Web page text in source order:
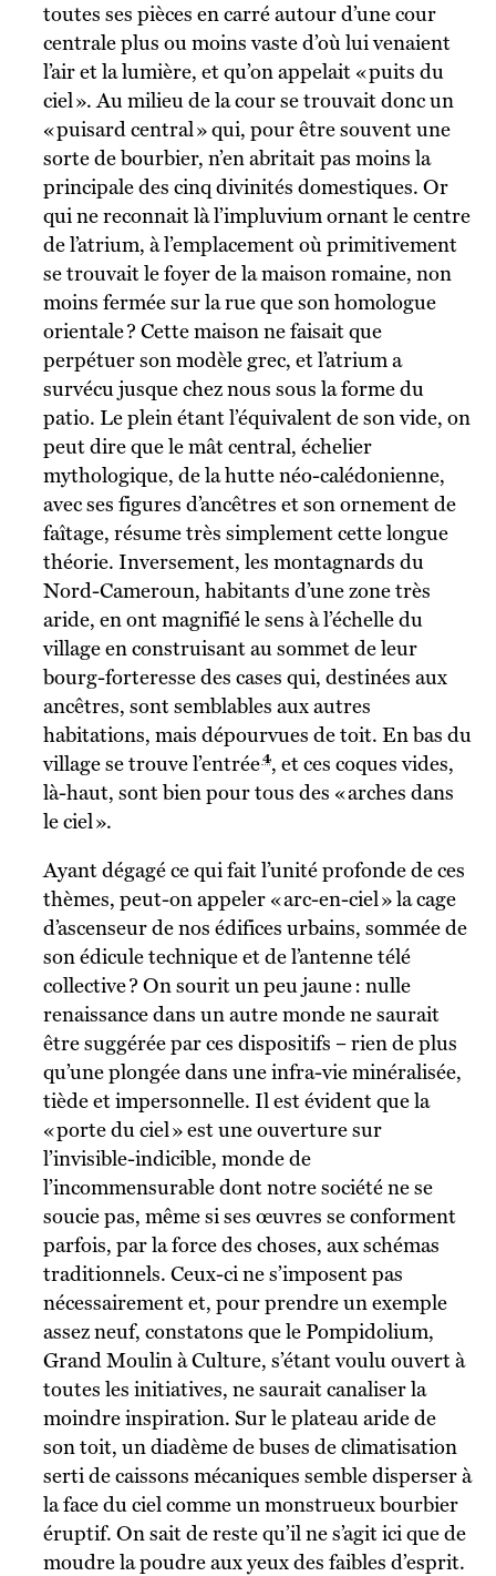
toutes ses pièces en carré autour d’une cour
centrale plus ou moins vaste d’où lui venaient
l’air et la lumière, et qu’on appelait « puits du
ciel ». Au milieu de la cour se trouvait donc un
« puisard central » qui, pour être souvent une
sorte de bourbier, n’en abritait pas moins la
principale des cinq divinités domestiques. Or
qui ne reconnait là l’impluvium ornant le centre
de l’atrium, à l’emplacement où primitivement
se trouvait le foyer de la maison romaine, non
moins fermée sur la rue que son homologue
orientale ? Cette maison ne faisait que
perpétuer son modèle grec, et l’atrium a
survécu jusque chez nous sous la forme du
patio. Le plein étant l’équivalent de son vide, on
peut dire que le mât central, échelier
mythologique, de la hutte néo-calédonienne,
avec ses figures d’ancêtres et son ornement de
faîtage, résume très simplement cette longue
théorie. Inversement, les montagnards du
Nord-Cameroun, habitants d’une zone très
aride, en ont magnifié le sens à l’échelle du
village en construisant au sommet de leur
bourg-forteresse des cases qui, des­tinées aux
ancêtres, sont semblables aux autres
habitations, mais dépourvues de toit. En bas du
village se trouve l’entrée4, et ces coques vides,
là-haut, sont bien pour tous des « arches dans
le ciel ».
Ayant dégagé ce qui fait l’unité profonde de ces
thèmes, peut-on appeler « arc-en-­ciel » la cage
d’ascenseur de nos édifices urbains, sommée de
son édicule technique et de l’antenne télé
collective ? On sourit un peu jaune : nulle
renaissance dans un autre monde ne saurait
être suggérée par ces dispositifs – rien de plus
qu’une plongée dans une infra-vie minéralisée,
tiède et impersonnelle. Il est évident que la
« porte du ciel » est une ouverture sur
l’invisible-indicible, monde de
l’incommensurable dont notre société ne se
soucie pas, même si ses œuvres se conforment
parfois, par la force des choses, aux schémas
traditionnels. Ceux-ci ne s’imposent pas
nécessairement et, pour prendre un exemple
assez neuf, constatons que le Pompidolium,
Grand Moulin à Culture, s’étant voulu ouvert à
toutes les initiatives, ne saurait canaliser la
moindre inspiration. Sur le plateau aride de
son toit, un diadème de buses de climatisation
serti de caissons mécaniques semble disperser à
la face du ciel comme un monstrueux bourbier
éruptif. On sait de reste qu’il ne s’agit ici que de
moudre la poudre aux yeux des faibles d’esprit.